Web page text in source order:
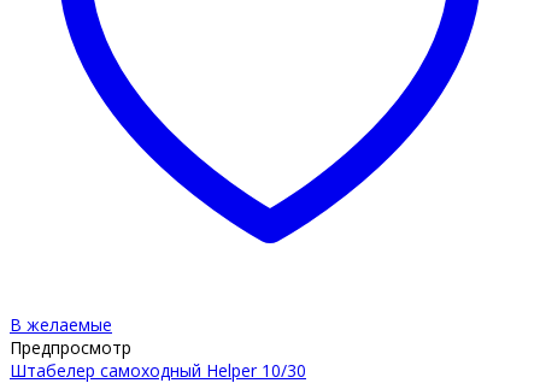
В желаемые
Предпросмотр
Штабелер самоходный Helper 10/30